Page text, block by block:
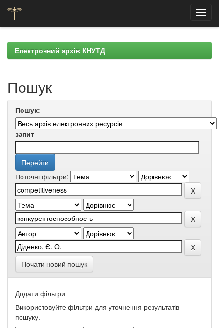
navigationЕлектронний архів КНУТД
Пошук
Пошук:
запит
Поточні фільтри:
Почати новий пошук
Додати фільтри:
Використовуйте фільтри для уточнення результатів
пошуку.